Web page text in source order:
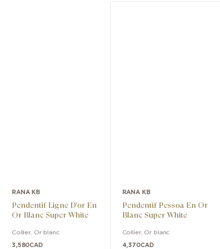
RANA KB
Pendentif Ligne D'or En
Or Blanc Super White
Collier, Or blanc
3,580CAD
RANA KB
Pendentif Pessoa En Or
Blanc Super White
Collier, Or blanc
4,370CAD